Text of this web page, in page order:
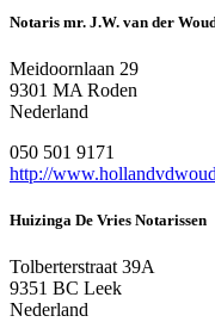
Notaris mr. J.W. van der
Meidoornlaan 29
9301 MA Roden
Nederland
050 501 9171
http://
Huizinga De Vries Notarissen
Tolberterstraat 39A
9351 BC Leek
Nederland